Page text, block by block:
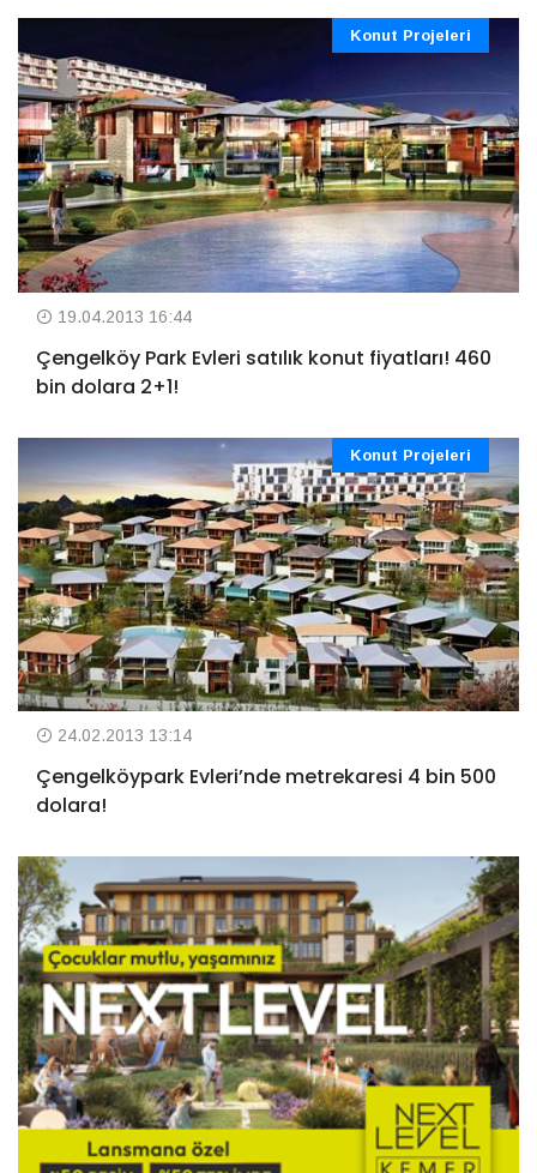
Konut Projeleri
19.04.2013 16:44
Çengelköy Park Evleri satılık konut fiyatları! 460
bin dolara 2+1!
Konut Projeleri
24.02.2013 13:14
Çengelköypark Evleri’nde metrekaresi 4 bin 500
dolara!